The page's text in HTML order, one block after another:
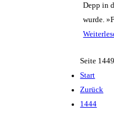
Depp in
wurde.
Seite
Start
Zurück
1444